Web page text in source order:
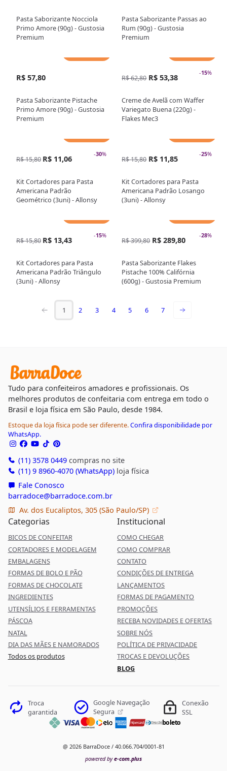
Pasta Saborizante Nocciola
Primo Amore (90g) - Gustosia
Premium
Pasta Saborizante Passas ao
Rum (90g) - Gustosia
Premium
R$ 57,80
Pasta Saborizante Pistache
Primo Amore (90g) - Gustosia
Premium
-15%
R$ 62,80 R$ 53,38
Creme de Avelã com Waffer
Variegato Buena (220g) -
Flakes Mec3
-30%
R$ 15,80 R$ 11,06
Kit Cortadores para Pasta
Americana Padrão
Geométrico (3uni) - Allonsy
-25%
R$ 15,80 R$ 11,85
Kit Cortadores para Pasta
Americana Padrão Losango
(3uni) - Allonsy
-15%
R$ 15,80 R$ 13,43
Kit Cortadores para Pasta
Americana Padrão Triângulo
(3uni) - Allonsy
-28%
R$ 399,80 R$ 289,80
Pasta Saborizante Flakes
Pistache 100% Califórnia
(600g) - Gustosia Premium
1 2 3 4 5 6 7
Tudo para confeiteiros amadores e profissionais. Os
melhores produtos de confeitaria com entrega em todo o
Brasil e loja física em São Paulo, desde 1984.
Estoque da loja física pode ser diferente.Confira disponibilidade por
WhatsApp.
(11) 3578 0449compras no site
(11) 9 8960-4070 (WhatsApp)loja física
Fale Conosco
barradoce@barradoce.com.br
Av. dos Eucaliptos, 305 (São Paulo/SP)
Categorias
BICOS DE CONFEITAR
CORTADORES E MODELAGEM
EMBALAGENS
FORMAS DE BOLO E PÃO
FORMAS DE CHOCOLATE
INGREDIENTES
UTENSÍLIOS E FERRAMENTAS
PÁSCOA
NATAL
DIA DAS MÃES E NAMORADOS
Todos os produtos
Institucional
COMO CHEGAR
COMO COMPRAR
CONTATO
CONDIÇÕES DE ENTREGA
LANÇAMENTOS
FORMAS DE PAGAMENTO
PROMOÇÕES
RECEBA NOVIDADES E OFERTAS
SOBRE NÓS
POLÍTICA DE PRIVACIDADE
TROCAS E DEVOLUÇÕES
BLOG
Troca
garantida
Google Navegação
Segura
Conexão
SSL
boleto
@ 2026 BarraDoce / 40.066.704/0001-81
powered bye-com.plus